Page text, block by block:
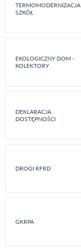
TERMOMODERNIZACJA
SZKÓŁ
EKOLOGICZNY DOM -
KOLEKTORY
DEKLARACJA
DOSTĘPNOŚCI
DROGI RFRD
GKRPA